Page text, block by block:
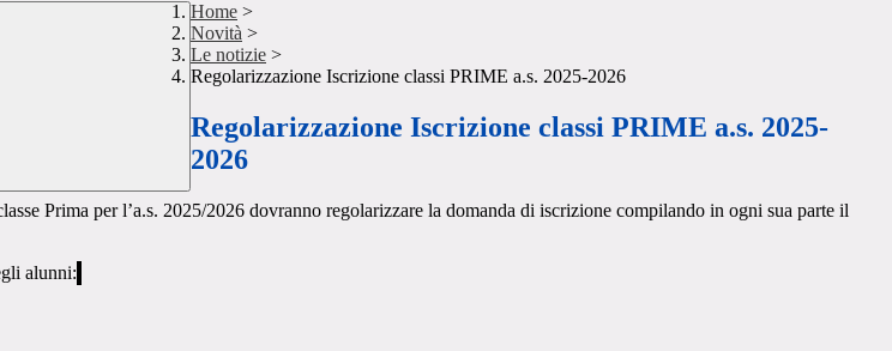
Home >
Novità >
Le notizie >
Regolarizzazione Iscrizione classi PRIME a.s. 2025-2026
Regolarizzazione Iscrizione classi PRIME a.s. 2025-
2026
Prima per l’a.s. 2025/2026 dovranno regolarizzare la domanda di iscrizione compilando in ogni sua parte il
alunni: